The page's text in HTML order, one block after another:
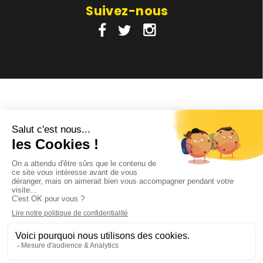
Est-il possible de personnaliser les sachets
plastiques chez Papa France ?
Oui, chez Papa France, il est possible de personnaliser
Nous proposons des sachets biodégradables et
compostables ainsi que des emballages en papier
kraft pour répondre aux besoins des entreprises
soucieuses de leur impact environnemental. Nous
encourageons l'utilisation de ces options pour réduire
l'empreinte environnementale.
Comment Papa France assure-t-il
l'optimisation de l'usage des sachets
Papa France assure l'optimisation de l'usage des
Suivez-nous